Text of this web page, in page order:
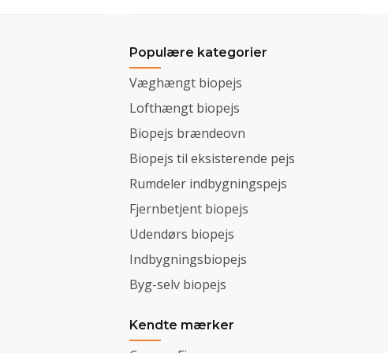
Populære kategorier
Væghængt biopejs
Lofthængt biopejs
Biopejs brændeovn
Biopejs til eksisterende pejs
Rumdeler indbygningspejs
Fjernbetjent biopejs
Udendørs biopejs
Indbygningsbiopejs
Byg-selv biopejs
Kendte mærker